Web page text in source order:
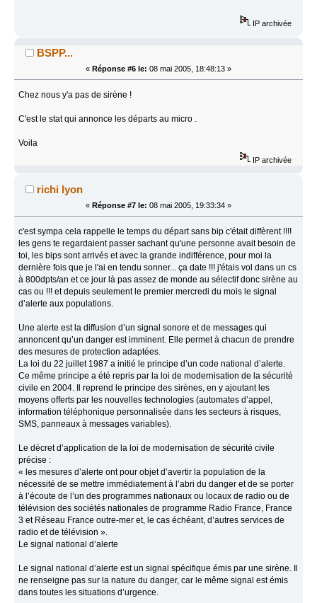
IP archivée
BSPP...
« Réponse #6 le: 08 mai 2005, 18:48:13 »
Chez nous y'a pas de sirène !
C'est le stat qui annonce les départs au micro .
Voila
IP archivée
richi lyon
« Réponse #7 le: 08 mai 2005, 19:33:34 »
c'est sympa cela rappelle le temps du départ sans bip c'était diffèrent !!!!
les gens te regardaient passer sachant qu'une personne avait besoin de
toi, les bips sont arrivés et avec la grande indifférence, pour moi la
dernière fois que je l'ai en tendu sonner... ça date !!! j'étais vol dans un cs
à 800dpts/an et ce jour là pas assez de monde au sélectif donc sirène au
cas ou !!! et depuis seulement le premier mercredi du mois le signal
d’alerte aux populations.
Une alerte est la diffusion d’un signal sonore et de messages qui
annoncent qu’un danger est imminent. Elle permet à chacun de prendre
des mesures de protection adaptées.
La loi du 22 juillet 1987 a initié le principe d’un code national d’alerte.
Ce même principe a été repris par la loi de modernisation de la sécurité
civile en 2004. Il reprend le principe des sirènes, en y ajoutant les
moyens offerts par les nouvelles technologies (automates d’appel,
information téléphonique personnalisée dans les secteurs à risques,
SMS, panneaux à messages variables).
Le décret d’application de la loi de modernisation de sécurité civile
précise :
« les mesures d’alerte ont pour objet d’avertir la population de la
nécessité de se mettre immédiatement à l’abri du danger et de se porter
à l’écoute de l’un des programmes nationaux ou locaux de radio ou de
télévision des sociétés nationales de programme Radio France, France
3 et Réseau France outre-mer et, le cas échéant, d’autres services de
radio et de télévision ».
Le signal national d’alerte
Le signal national d’alerte est un signal spécifique émis par une sirène. Il
ne renseigne pas sur la nature du danger, car le même signal est émis
dans toutes les situations d’urgence.